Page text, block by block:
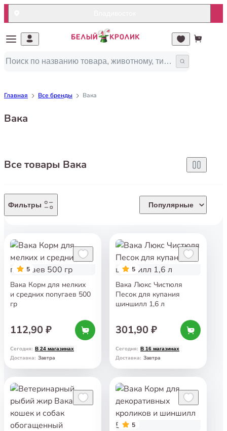
Главная Все бренды Вака
Вака
Все товары Вака
Фильтры Популярные
5
Вака Корм для мелких
и средних попугаев 500
гр
112,90 ₽
Сегодня: В 24 магазинах
Доставка: Завтра
5
Вака Люкс Чистюля
Песок для купания
шиншилл 1,6 л
301,90 ₽
Сегодня: В 16 магазинах
Доставка: Завтра
5